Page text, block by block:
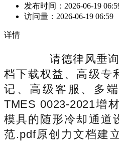
发布时间： 2026-06-19
访问量： 2026-06-19 06:59
详情
请德律风垂询
档下载权益、高级专
记、高级客服、多
TMES 0023-2021增
模具的随形冷却通道
范.pdf原创力文档建